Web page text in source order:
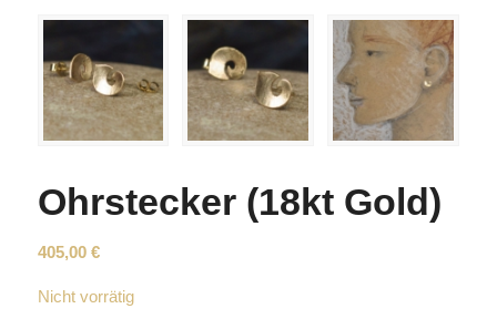
Ohrstecker (18kt Gold)
405,00 €
Nicht vorrätig